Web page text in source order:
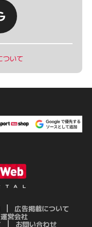
ついて
広告掲載について
運営会社
お問い合わせ